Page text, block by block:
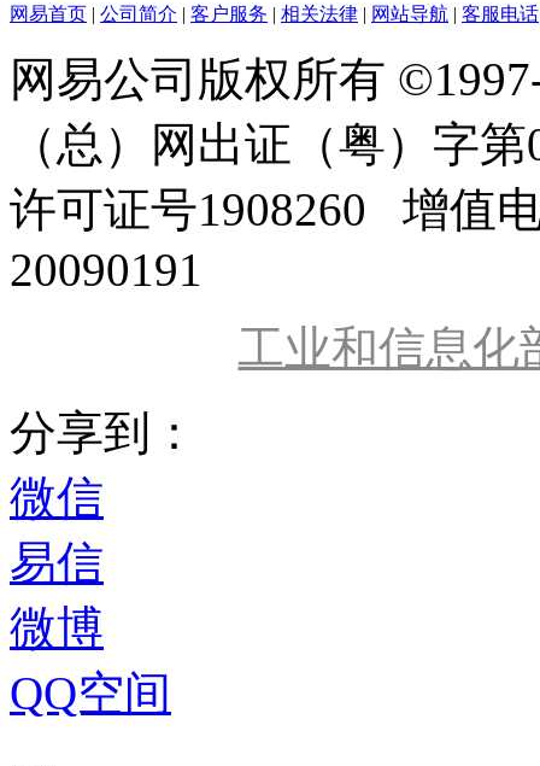
网易首页 | 公司简介 | 客户服务 | 相关法律 | 网站导航 | 客服电话
网易公司版权所有
（总）网出证（粤）字
许可证号1908260 增值
20090191
工业和信息化
分享到：
微信
易信
微博
QQ空间